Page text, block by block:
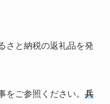
さと納税の返礼品を発
をご参照ください。 兵